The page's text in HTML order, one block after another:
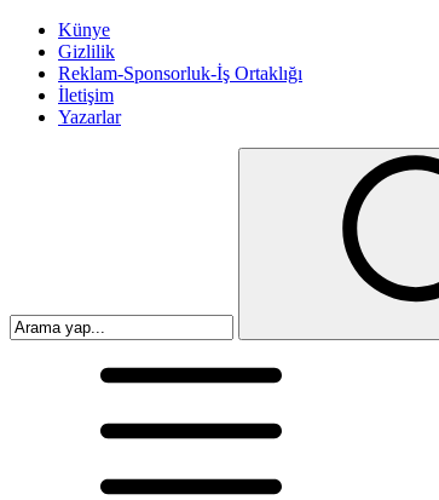
Künye
Gizlilik
Reklam-Sponsorluk-İş Ortaklığı
İletişim
Yazarlar